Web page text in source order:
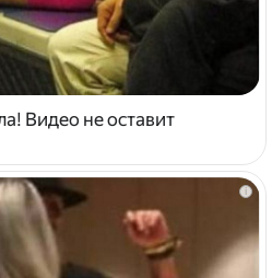
Видео не оставит
i